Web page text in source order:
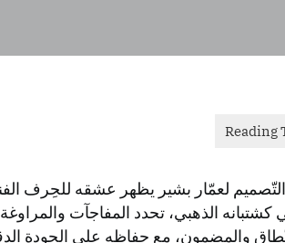
لعمّار بشير يظهر عشقه للحِرف
الذهبي، تحدد المفاجآت
والمضمون، مع حفاظه على الجودة